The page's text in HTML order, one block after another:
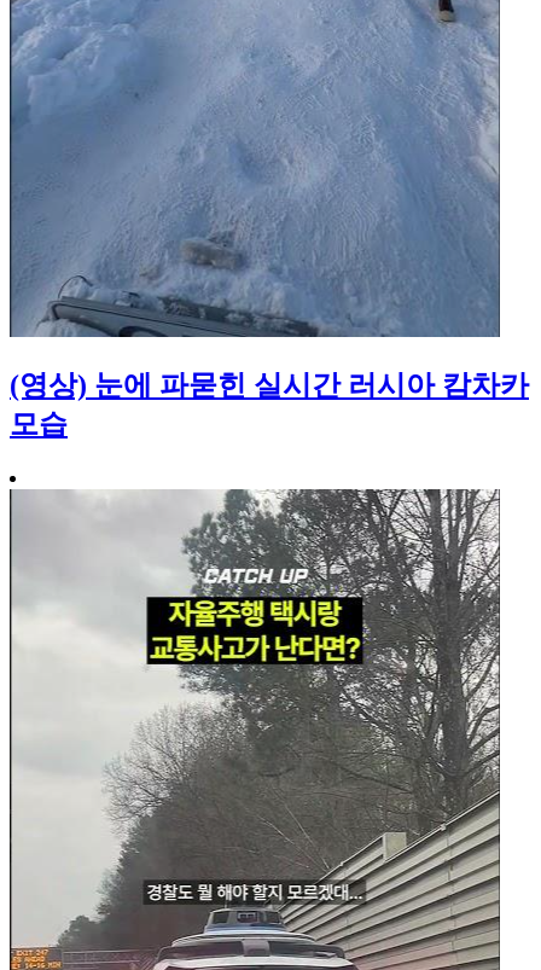
(영상) 눈에 파묻힌 실시간 러시아 캄차카
모습